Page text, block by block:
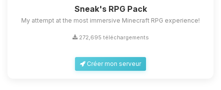
Sneak's RPG Pack
My attempt at the most immersive Minecraft RPG experience!
272,695 téléchargements
Créer mon serveur